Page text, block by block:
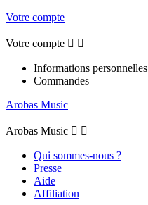
Votre compte
Votre compte  
Informations personnelles
Commandes
Arobas Music
Arobas Music  
Qui sommes-nous ?
Presse
Aide
Affiliation